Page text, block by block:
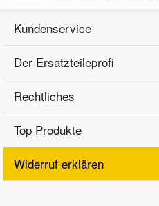
Kundenservice
Der Ersatzteileprofi
Rechtliches
Top Produkte
Widerruf erklären